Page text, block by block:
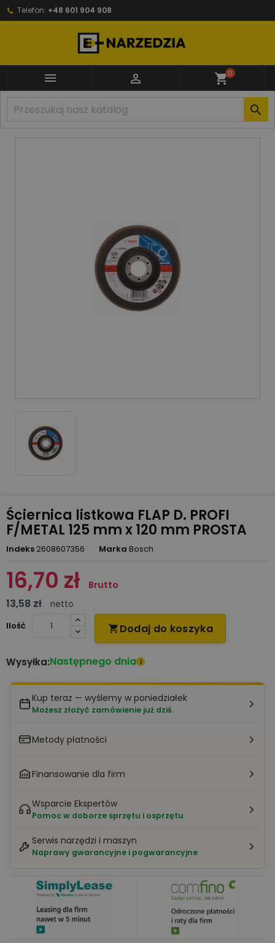
Telefon: +48 601 904 908
  shopping_cart0

Ściernica listkowa FLAP D. PROFI
F/METAL 125 mm x 120 mm PROSTA
Indeks 2608607356 Marka Bosch
16,70 zł Brutto
13,58 zł
netto
Ilość
 Dodaj do koszyka
Wysyłka:Następnego dnia i
Kup teraz — wyślemy w poniedziałek
Możesz złożyć zamówienie już dziś.
Metody płatności
Finansowanie dla firm
Wsparcie Ekspertów
Pomoc w doborze sprzętu i osprzętu
Serwis narzędzi i maszyn
Naprawy gwarancyjne i pogwarancyjne